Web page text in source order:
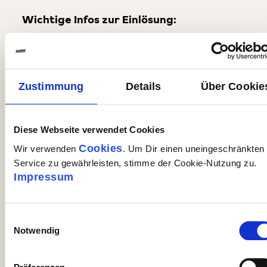
Zustimmung Details Über
Diese Webseite verwendet Cookies
Wir verwenden Cookies. Um Dir einen uneingeschränkten
Service zu gewährleisten, stimme der Cookie-Nutzung zu.
Impressum
Notwendig
Wichtige Infos zur Einlösung:
Die Geschenkgutscheine von Gustini können
ganz einfach bei einer zukünftigen Bestellung
im Bestellvorgang eingelöst werden.
Dazu noch mehr Gusto für Dich
Produktgalerie überspringen